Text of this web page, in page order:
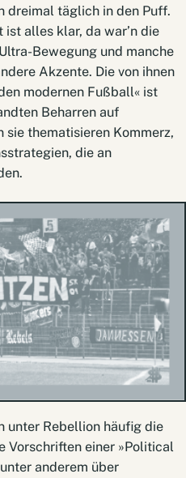
dreimal täglich in den Puff.
alles klar, da war’n die
Bewegung und manche
Akzente. Die von ihnen
modernen Fußball« ist
Beharren auf
sie thematisieren Kommerz,
die an
unter Rebellion häufig die
Vorschriften einer »Political
anderem über